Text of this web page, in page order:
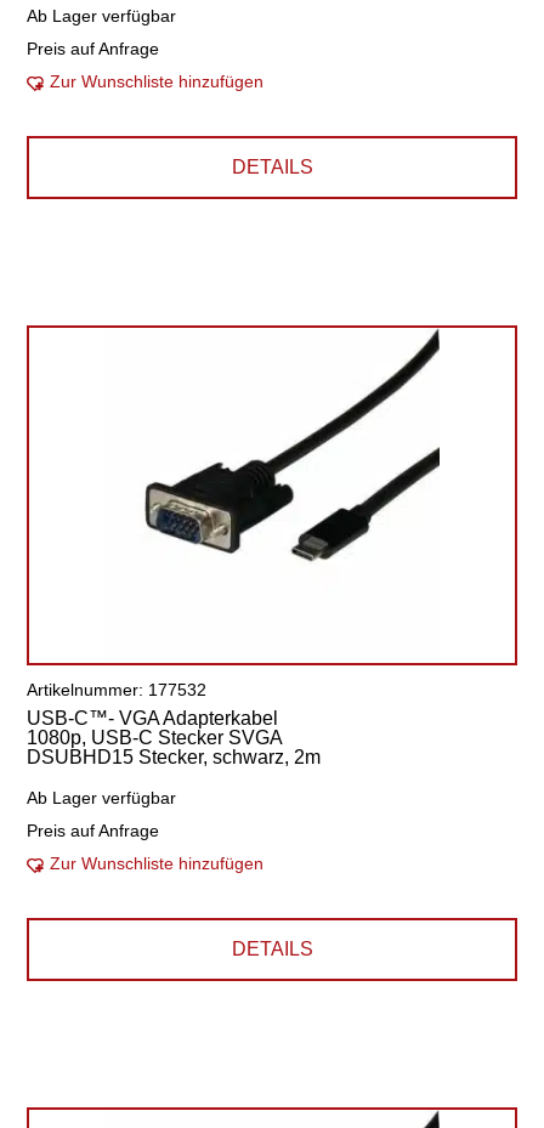
Ab Lager verfügbar
Preis auf Anfrage
Zur Wunschliste hinzufügen
DETAILS
Artikelnummer: 177532
USB-C™- VGA Adapterkabel
1080p, USB-C Stecker SVGA
DSUBHD15 Stecker, schwarz, 2m
Ab Lager verfügbar
Preis auf Anfrage
Zur Wunschliste hinzufügen
DETAILS